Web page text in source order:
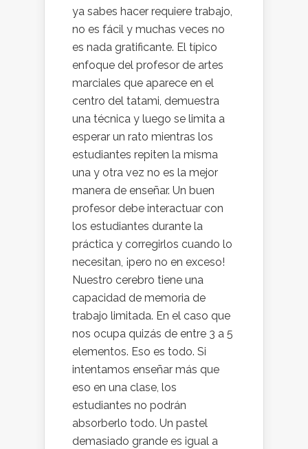
ya sabes hacer requiere trabajo,
no es fácil y muchas veces no
es nada gratificante. El típico
enfoque del profesor de artes
marciales que aparece en el
centro del tatami, demuestra
una técnica y luego se limita a
esperar un rato mientras los
estudiantes repiten la misma
una y otra vez no es la mejor
manera de enseñar. Un buen
profesor debe interactuar con
los estudiantes durante la
práctica y corregirlos cuando lo
necesitan, ¡pero no en exceso!
Nuestro cerebro tiene una
capacidad de memoria de
trabajo limitada. En el caso que
nos ocupa quizás de entre 3 a 5
elementos. Eso es todo. Si
intentamos enseñar más que
eso en una clase, los
estudiantes no podrán
absorberlo todo. Un pastel
demasiado grande es igual a